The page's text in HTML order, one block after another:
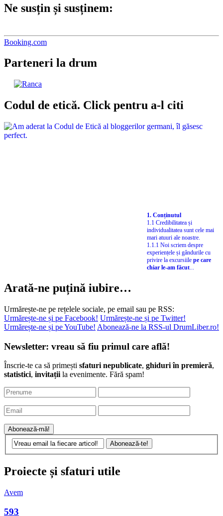
Ne susțin și susținem:
Booking.com
Parteneri la drum
Codul de etică. Click pentru a-l citi
1. Conținutul
1.1 Credibilitatea și
individualitatea sunt cele mai
mari atuuri ale noastre.
1.1.1 Noi scriem despre
experiențele și gândurile cu
privire la excursiile pe care
chiar le-am făcut...
Arată-ne puțină iubire…
Urmărește-ne pe rețelele sociale, pe email sau pe RSS:
Urmărește-ne și pe Facebook! Urmărește-ne și pe Twitter!
Urmărește-ne și pe YouTube! Abonează-ne la RSS-ul DrumLiber.ro!
Newsletter: vreau să fiu primul care află!
Înscrie-te ca să primești sfaturi nepublicate, ghiduri în premieră,
statistici, invitațiila evenimente. Fără spam!
Proiecte și sfaturi utile
Avem
593